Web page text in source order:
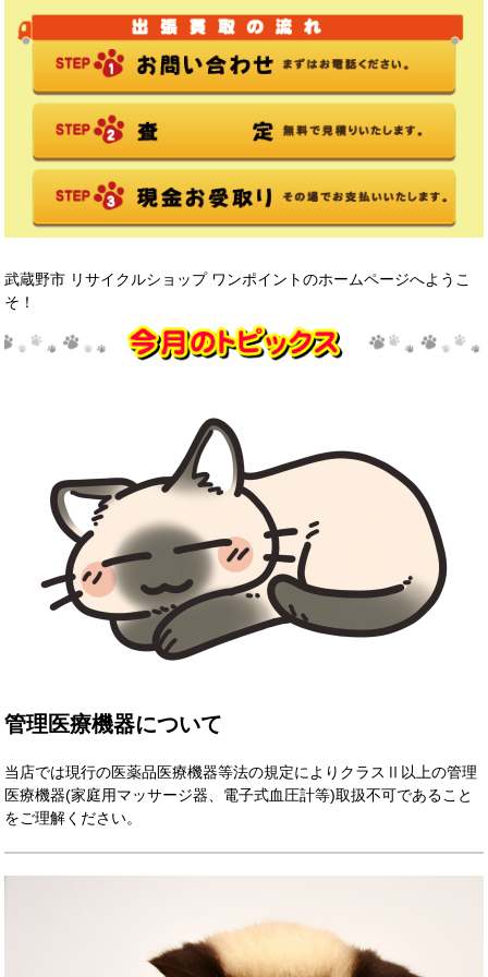
武蔵野市 リサイクルショップ ワンポイントのホームページへようこ
そ！
管理医療機器について
当店では現行の医薬品医療機器等法の規定によりクラスⅡ以上の管理
医療機器(家庭用マッサージ器、電子式血圧計等)取扱不可であること
をご理解ください。